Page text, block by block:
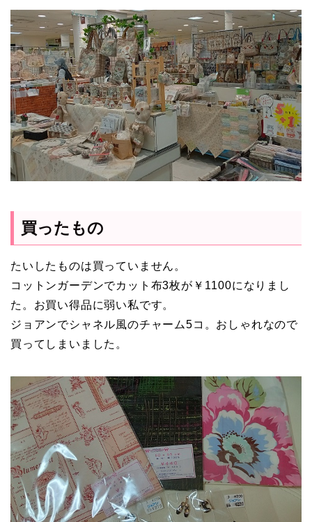
買ったもの
たいしたものは買っていません。
コットンガーデンでカット布3枚が￥1100になりまし
た。お買い得品に弱い私です。
ジョアンでシャネル風のチャーム5コ。おしゃれなので
買ってしまいました。